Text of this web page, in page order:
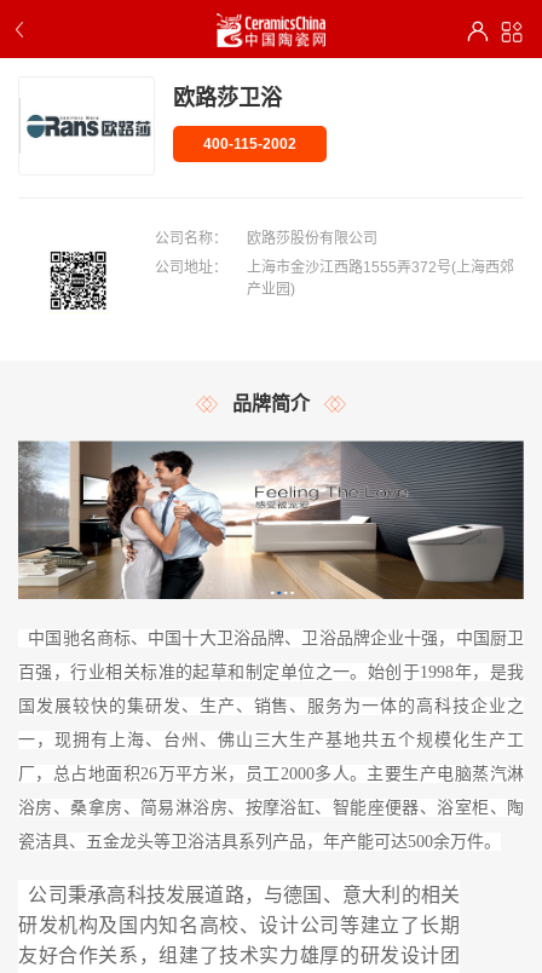
欧路莎卫浴
400-115-2002
公司名称：
欧路莎股份有限公司
公司地址：
上海市金沙江西路1555弄372号(上海西郊
产业园)
品牌简介
中国驰名商标、中国十大卫浴品牌、卫浴品牌企业十强，中国厨卫
百强，行业相关标准的起草和制定单位之一。始创于1998年，是我
国发展较快的集研发、生产、销售、服务为一体的高科技企业之
一，现拥有上海、台州、佛山三大生产基地共五个规模化生产工
厂，总占地面积26万平方米，员工2000多人。主要生产电脑蒸汽淋
浴房、桑拿房、简易淋浴房、按摩浴缸、智能座便器、浴室柜、陶
瓷洁具、五金龙头等卫浴洁具系列产品，年产能可达500余万件。
公司秉承高科技发展道路，与德国、意大利的相关
研发机构及国内知名高校、设计公司等建立了长期
友好合作关系，组建了技术实力雄厚的研发设计团